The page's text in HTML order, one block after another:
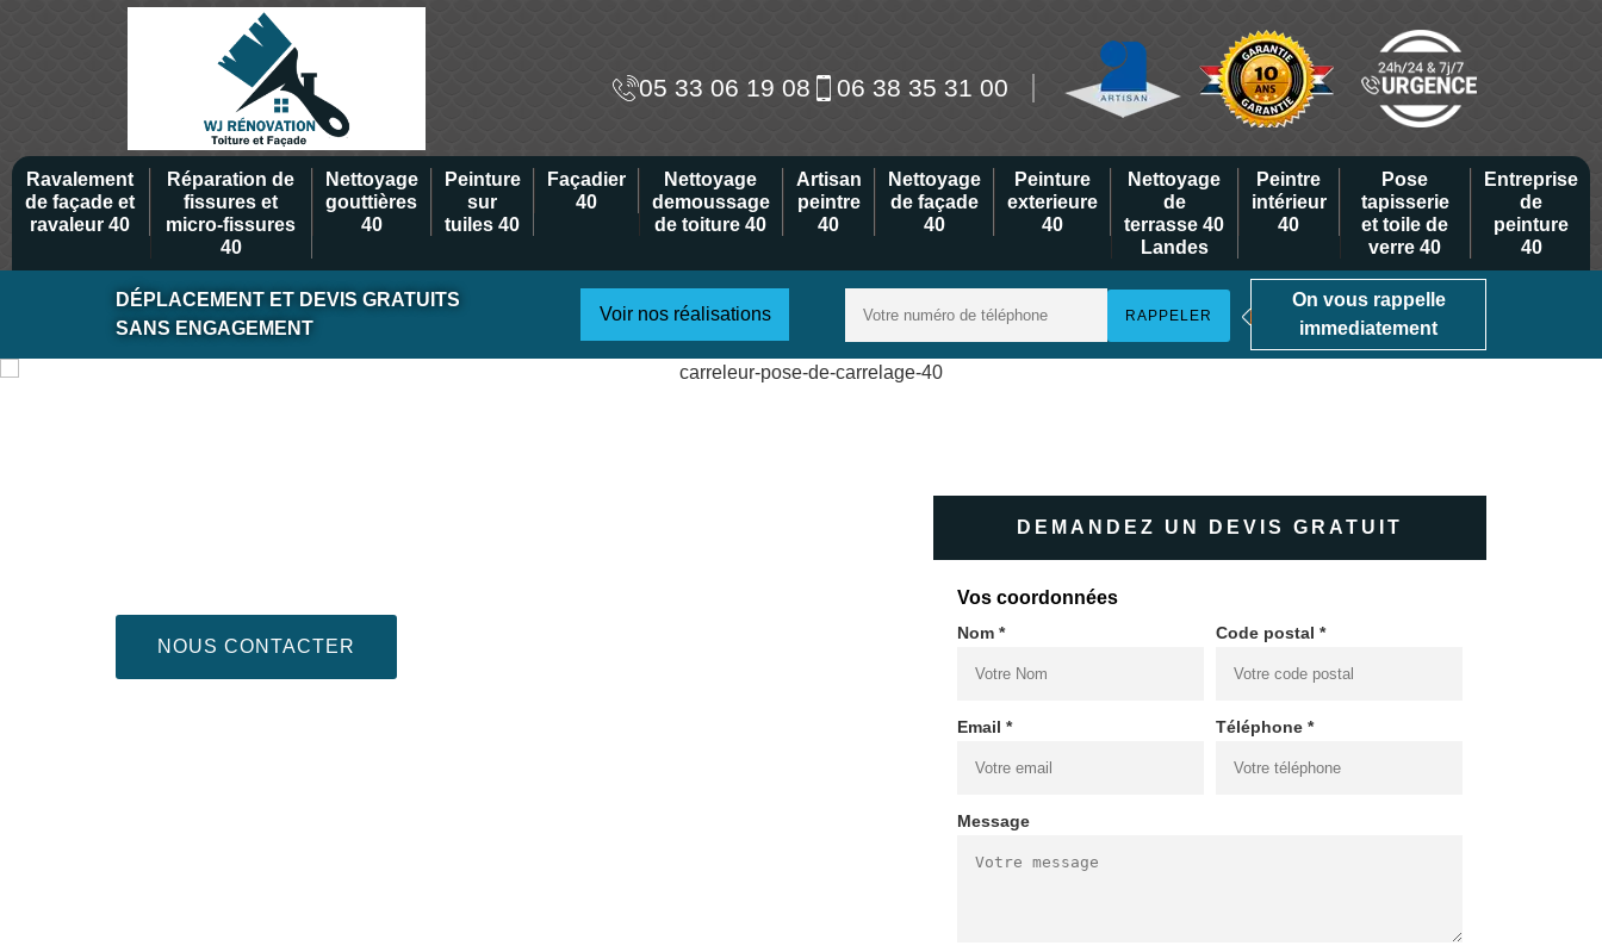
05 33 06 19 08 06 38 35 31 00
Ravalement
de façade et
ravaleur 40
Réparation de
fissures et
micro-fissures
40
Nettoyage
gouttières
40
Peinture
sur
tuiles 40
Façadier
40
Nettoyage
demoussage
de toiture 40
Artisan
peintre
40
Nettoyage
de façade
40
Peinture
exterieure
40
Nettoyage
de
terrasse 40
Landes
Peintre
intérieur
40
Pose
tapisserie
et toile de
verre 40
Entreprise
de
peinture
40
DÉPLACEMENT ET DEVIS GRATUITS
SANS ENGAGEMENT
Voir nos réalisations
On vous rappelle
immediatement
NOUS CONTACTER
DEMANDEZ UN DEVIS GRATUIT
Vos coordonnées
Nom * Code postal *
Email * Téléphone *
Message